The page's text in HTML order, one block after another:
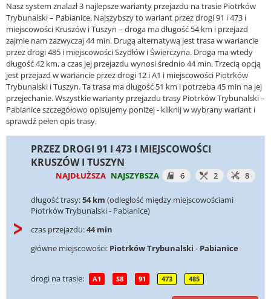
Nasz system znalazł 3 najlepsze warianty przejazdu na trasie Piotrków
Trybunalski – Pabianice. Najszybszy to wariant przez drogi 91 i 473 i
miejscowości Kruszów i Tuszyn – droga ma długość 54 km i przejazd
zajmie nam zazwyczaj 44 min. Drugą alternatywą jest trasa w wariancie
przez drogi 485 i miejscowości Szydłów i Świerczyna. Droga ma wtedy
długość 42 km, a czas jej przejazdu wynosi średnio 44 min. Trzecią opcją
jest przejazd w wariancie przez drogi 12 i A1 i miejscowości Piotrków
Trybunalski i Tuszyn. Ta trasa ma długość 51 km i potrzeba 45 min na jej
przejechanie. Wszystkie warianty przejazdu trasy Piotrków Trybunalski –
Pabianice szczegółowo opisujemy poniżej - kliknij w wybrany wariant i
sprawdź pełen opis trasy.
PRZEZ DROGI 91 I 473 I MIEJSCOWOŚCI
KRUSZÓW I TUSZYN
NAJDŁUŻSZA NAJSZYBSZA 6 2 8
długość trasy:54 km (odległość między miejscowościami
Piotrków Trybunalski - Pabianice)
czas przejazdu:44 min
główne miejscowości: Piotrków Trybunalski - Pabianice
drogi na trasie: A1 S8 91 473 485